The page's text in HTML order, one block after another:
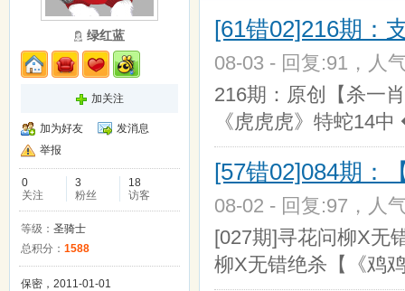
绿红蓝
加关注
加为好友
发消息
举报
0
关注
3
粉丝
18
访客
等级： 圣骑士
总积分： 1588
保密，2011-01-01
[61错02]216期：
08-03 - 回复:91，人
216期：原创【杀一
《虎虎虎》特蛇
[57错02]084期：
08-02 - 回复:97，人
[027期]寻花问柳X无
柳X无错绝杀【《鸡